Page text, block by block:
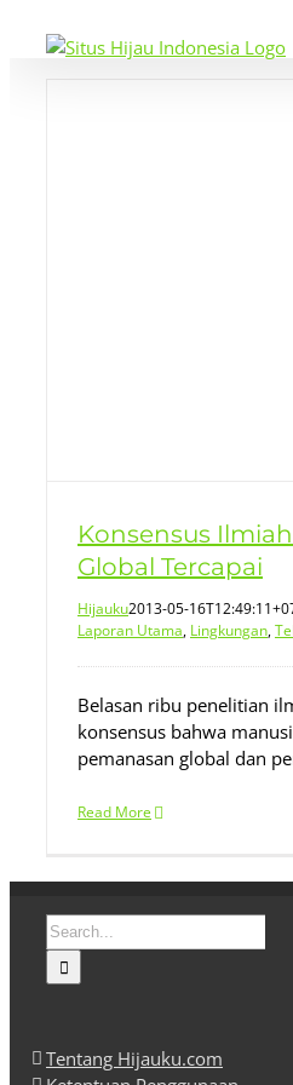
Konsensus
Global Tercapai
Hijauku2013-05-
Laporan Utama, Lingkungan,
Belasan ribu penelitian
konsensus bahwa
pemanasan global dan
Read More
Search
for:
Tentang Hijauku.com